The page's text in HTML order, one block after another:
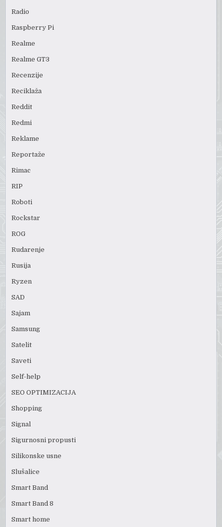
Radio
Raspberry Pi
Realme
Realme GT3
Recenzije
Reciklaža
Reddit
Redmi
Reklame
Reportaže
Rimac
RIP
Roboti
Rockstar
ROG
Rudarenje
Rusija
Ryzen
SAD
Sajam
Samsung
Satelit
Saveti
Self-help
SEO OPTIMIZACIJA
Shopping
Signal
Sigurnosni propusti
Silikonske usne
Slušalice
Smart Band
Smart Band 8
Smart home